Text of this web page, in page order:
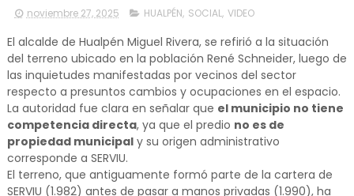
noviembre 27, 2025 HUALPÉN, SOCIAL, VIDEO
El alcalde de Hualpén Miguel Rivera, se refirió a la situación
del terreno ubicado en la población René Schneider, luego de
las inquietudes manifestadas por vecinos del sector
respecto a presuntos cambios y ocupaciones en el espacio.
La autoridad fue clara en señalar que el municipio no tiene
competencia directa, ya que el predio no es de
propiedad municipaly su origen administrativo
corresponde a SERVIU.
El terreno, que antiguamente formó parte de la cartera de
SERVIU (1.982) antes de pasar a manos privadas (1.990), ha